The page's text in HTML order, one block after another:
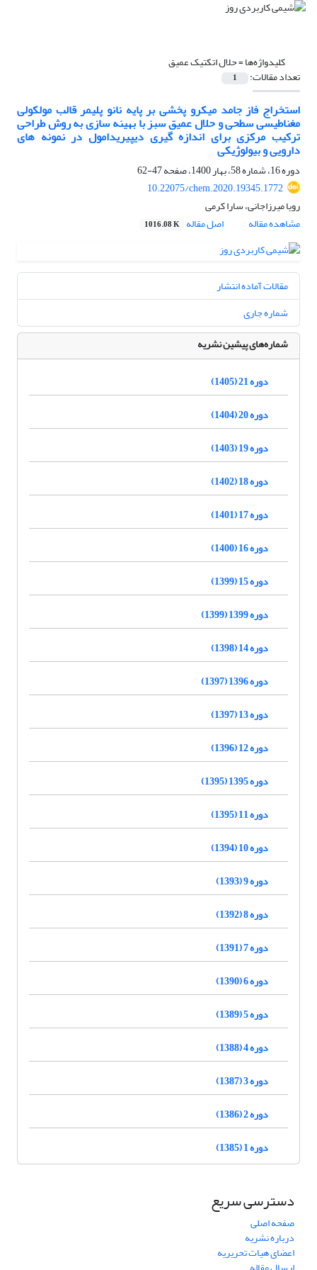
کلیدواژه‌ها =حلال اتکتیک عمیق
تعداد مقالات: 1
استخراج فاز جامد میکرو پخشی بر پایه نانو پلیمر قالب مولکولی
مغناطیسی سطحی و حلال عمیق سبز با بهینه سازی به روش طراحی
ترکیب مرکزی برای اندازه گیری دیپیریدامول در نمونه های
دارویی و بیولوژیکی
دوره 16، شماره 58، بهار 1400، صفحه
47-62
10.22075/chem.2020.19345.1772
رویا میرزاجانی، سارا کرمی
مشاهده مقاله
اصل مقاله 1016.08 K
مقالات آماده انتشار
شماره جاری
شماره‌های پیشین نشریه
دوره 21 (1405)
دوره 20 (1404)
دوره 19 (1403)
دوره 18 (1402)
دوره 17 (1401)
دوره 16 (1400)
دوره 15 (1399)
دوره 1399 (1399)
دوره 14 (1398)
دوره 1396 (1397)
دوره 13 (1397)
دوره 12 (1396)
دوره 1395 (1395)
دوره 11 (1395)
دوره 10 (1394)
دوره 9 (1393)
دوره 8 (1392)
دوره 7 (1391)
دوره 6 (1390)
دوره 5 (1389)
دوره 4 (1388)
دوره 3 (1387)
دوره 2 (1386)
دوره 1 (1385)
دسترسی سریع
صفحه اصلی
درباره نشریه
اعضای هیات تحریریه